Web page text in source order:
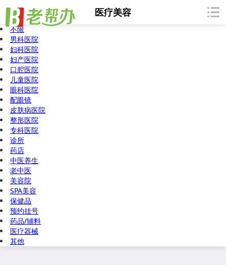
医疗美容
不限
男科医院
妇科医院
妇产医院
口腔医院
儿童医院
眼科医院
配眼镜
皮肤病医院
整形医院
专科医院
诊所
药店
中医养生
老中医
美容院
SPA美容
保健品
预约挂号
药品/辅料
医疗器械
其他